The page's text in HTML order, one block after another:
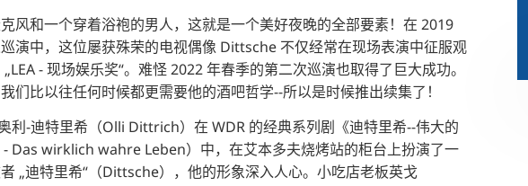
风和一个穿着浴袍的男人，这就是一个美好夜晚的全部要素！在 2019
演中，这位屡获殊荣的电视偶像 Dittsche 不仅经常在现场表演中征服观
- 现场娱乐奖“。难怪 2022 年春季的第二次巡演也取得了巨大成功。
们比以往任何时候都更需要他的酒吧哲学--所以是时候推出续集了！
利-迪特里希（Olli Dittrich）在 WDR 的经典系列剧《迪特里希--伟大的
Das wirklich wahre Leben）中，在艾本多夫烧烤站的柜台上扮演了一
„迪特里希“（Dittsche），他的形象深入人心。小吃店老板英戈